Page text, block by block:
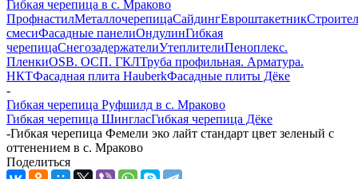
Гибкая черепица в c. Мраково
ПрофнастилМеталлочерепицаСайдингЕвроштакетник
смесиФасадные панелиОндулинГибкая
черепицаСнегозадержателиУтеплителиПеноплекс.
ПленкиOSB. ОСП. ГКЛТруба профильная. Арматура.
НКТФасадная плита HauberkФасадные плиты Дёке
-
Гибкая черепица Руфшилд в c. Мраково
Гибкая черепица ШингласГибкая черепица Дёке
-Гибкая черепица Фемели эко лайт стандарт цвет зеленый с
оттенением в c. Мраково
Поделиться